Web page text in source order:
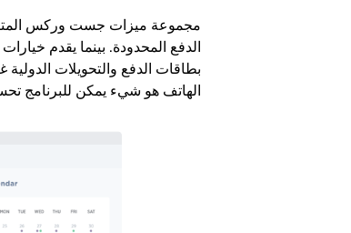
مجموعة ميزات جست وركس
الدفع المحدودة. بينما يقدم
بطاقات الدفع والتحويلات
الهاتف هو شيء يمكن للبرنامج